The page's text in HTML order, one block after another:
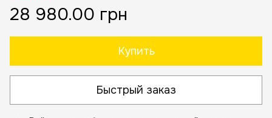
28 980.00 грн
Купить
Быстрый заказ